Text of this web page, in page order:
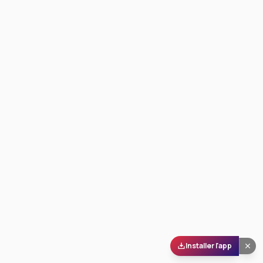
Installer l'app